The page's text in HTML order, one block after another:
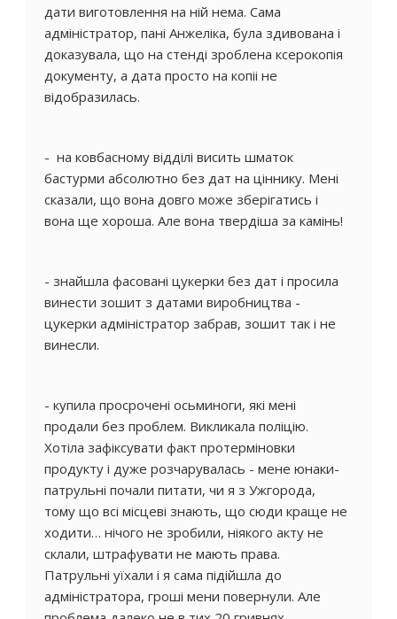
дати виготовлення на ній нема. Сама
адміністратор, пані Анжеліка, була здивована і
доказувала, що на стенді зроблена ксерокопія
документу, а дата просто на копіі не
відобразилась.
- на ковбасному відділі висить шматок
бастурми абсолютно без дат на ціннику. Мені
сказали, що вона довго може зберігатись і
вона ще хороша. Але вона твердіша за камінь!
- знайшла фасовані цукерки без дат і просила
винести зошит з датами виробництва -
цукерки адміністратор забрав, зошит так і не
винесли.
- купила просрочені осьминоги, які мені
продали без проблем. Викликала поліцію.
Хотіла зафіксувати факт протерміновки
продукту і дуже розчарувалась - мене юнаки-
патрульні почали питати, чи я з Ужгорода,
тому що всі місцеві знають, що сюди краще не
ходити… нічого не зробили, ніякого акту не
склали, штрафувати не мають права.
Патрульні уїхали і я сама підійшла до
адміністратора, гроші мени повернули. Але